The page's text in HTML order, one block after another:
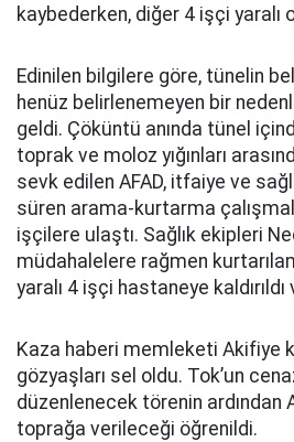
kaybederken, diğer 4 işçi yaralı
Edinilen bilgilere göre, tünelin
henüz belirlenemeyen bir
geldi. Çöküntü anında tünel
toprak ve moloz yığınları
sevk edilen AFAD, itfaiye ve
süren arama-kurtarma
işçilere ulaştı. Sağlık ekipleri
müdahalelere rağmen
yaralı 4 işçi hastaneye kaldırıldı
Kaza haberi memleketi Akifiye
gözyaşları sel oldu. Tok’un
düzenlenecek törenin ardından
toprağa verileceği öğrenildi.